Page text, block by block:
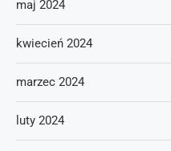
maj 2024
kwiecień 2024
marzec 2024
luty 2024